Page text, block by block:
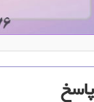
پاسخ